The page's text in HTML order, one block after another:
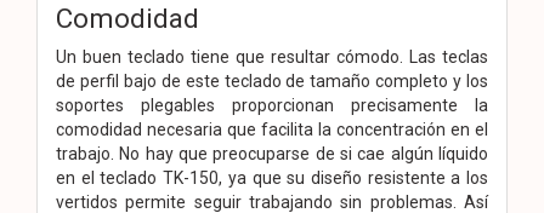
Comodidad
Un buen teclado tiene que resultar cómodo. Las teclas
de perfil bajo de este teclado de tamaño completo y los
soportes plegables proporcionan precisamente la
comodidad necesaria que facilita la concentración en el
trabajo. No hay que preocuparse de si cae algún líquido
en el teclado TK-150, ya que su diseño resistente a los
vertidos permite seguir trabajando sin problemas. Así